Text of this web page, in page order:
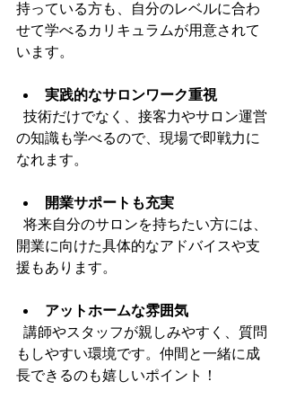
持っている方も、自分のレベルに合わ
せて学べるカリキュラムが用意されて
います。
実践的なサロンワーク重視
の知識も学べるので、現場で即戦力に
なれます。
開業サポートも充実
開業に向けた具体的なアドバイスや支
援もあります。
アットホームな雰囲気
もしやすい環境です。仲間と一緒に成
長できるのも嬉しいポイント！